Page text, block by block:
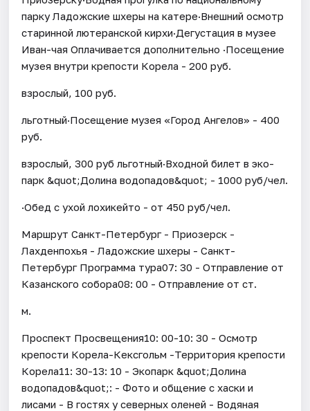
парку Ладожские шхеры на катере·Внешний осмотр
старинной лютеранской кирхи·Дегустация в музее
Иван-чая Оплачивается дополнительно ·Посещение
музея внутри крепости Корела - 200 руб.
взрослый, 100 руб.
льготный·Посещение музея «Город Ангелов» - 400
руб.
взрослый, 300 руб льготный·Входной билет в эко-
парк &quot;Долина водопадов&quot; - 1000 руб/чел.
·Обед с ухой лохикейто - от 450 руб/чел.
Маршрут Санкт-Петербург - Приозерск -
Лахденпохья - Ладожские шхеры - Санкт-
Петербург Программа тура07: 30 - Отправление от
Казанского собора08: 00 - Отправление от ст.
м.
Проспект Просвещения10: 00-10: 30 - Осмотр
крепости Корела-Кексгольм -Территория крепости
Корела11: 30-13: 10 - Экопарк &quot;Долина
водопадов&quot;: - Фото и общение с хаски и
лисами - В гостях у северных оленей - Водяная